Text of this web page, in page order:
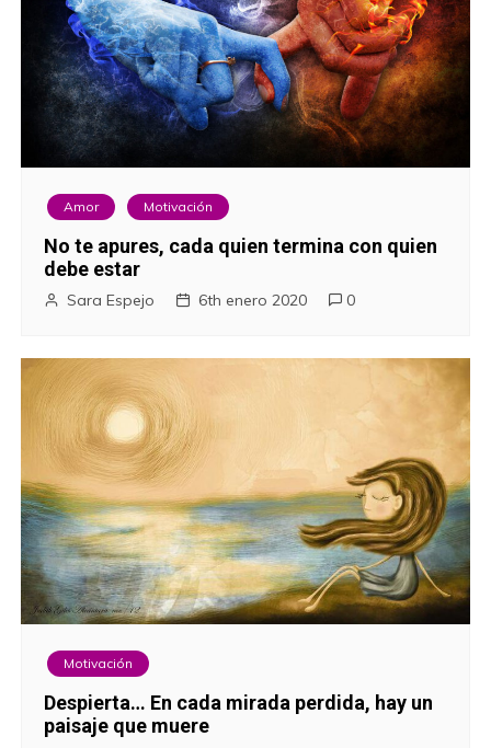
Amor Motivación
No te apures, cada quien termina con quien
debe estar
Sara Espejo 6th enero 2020 0
Motivación
Despierta… En cada mirada perdida, hay un
paisaje que muere